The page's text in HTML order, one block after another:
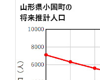
岩井沢小国小坂町
小国駅